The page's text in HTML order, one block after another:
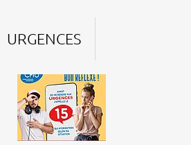
URGENCES